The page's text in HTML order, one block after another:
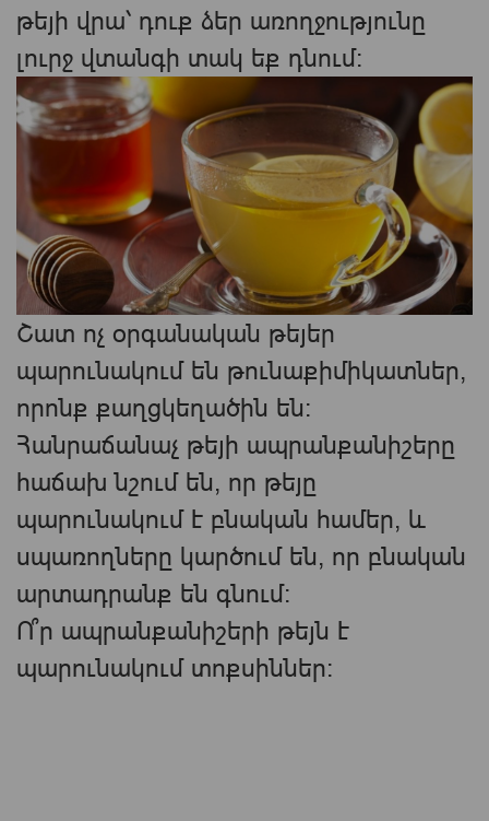
թեյի վրա՝ դուք ձեր առողջությունը
լուրջ վտանգի տակ եք դնում։
Շատ ոչ օրգանական թեյեր
պարունակում են թունաքիմիկատներ,
որոնք քաղցկեղածին են:
Հանրաճանաչ թեյի ապրանքանիշերը
հաճախ նշում են, որ թեյը
պարունակում է բնական համեր, և
սպառողները կարծում են, որ բնական
արտադրանք են գնում:
Ո՞ր ապրանքանիշերի թեյն է
պարունակում տոքսիններ: